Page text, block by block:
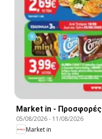
Market in - Προσφορές
05/08/2026- 11/08/2026
Market in